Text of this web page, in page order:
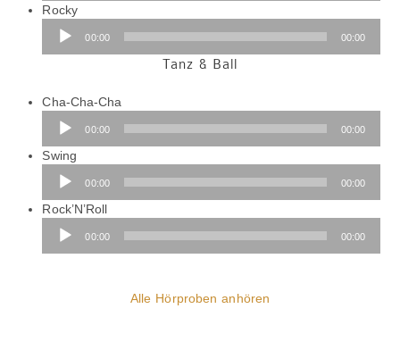
RockyAudio-
00:00 00:00
Tanz & Ball
Cha-Cha-Cha
00:00 00:00
SwingAudio-
00:00 00:00
Rock’N’Roll
Audio-
Player
00:00 00:00
Alle Hörproben anhören